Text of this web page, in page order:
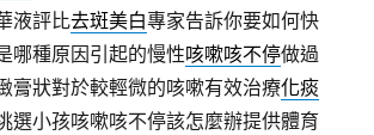
液評比去斑美白專家告訴你要如何快
哪種原因引起的慢性咳嗽咳不停做過
膏狀對於較輕微的咳嗽有效治療化痰
選小孩咳嗽咳不停該怎麼辦提供體育